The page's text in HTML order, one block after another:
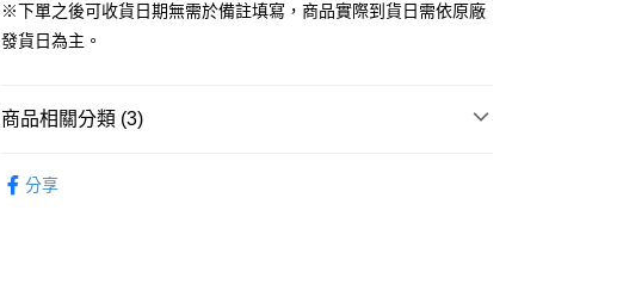
運送方式
每筆NT$90，滿NT$3,000(含以上)免運費
每筆NT$90，滿NT$3,000(含以上)免運費
※下單之後可收貨日期無需於備註填寫，商品實際到貨日需依原廠
發貨日為主。
商品相關分類 (3)
EVA分享